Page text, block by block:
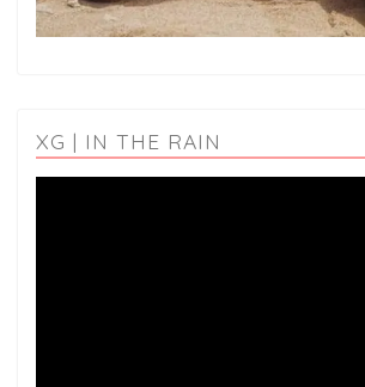
XG | IN THE RAIN